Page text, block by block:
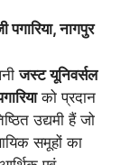
नागपुर
जस्ट यूनिवर्सल
को प्रदान
उद्यमी हैं जो
समूहों का